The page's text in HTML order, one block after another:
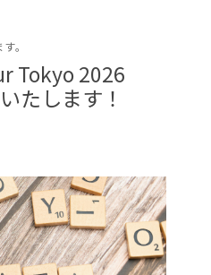
。
Tokyo 2026
たします！